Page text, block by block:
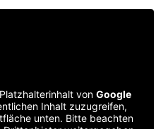
von Google
Inhalt zuzugreifen,
unten. Bitte beachten